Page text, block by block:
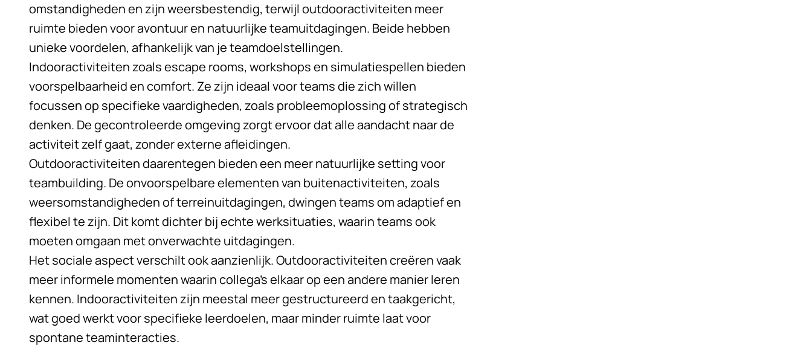
omstandigheden en zijn weersbestendig, terwijl outdooractiviteiten meer
ruimte bieden voor avontuur en natuurlijke teamuitdagingen. Beide hebben
unieke voordelen, afhankelijk van je teamdoelstellingen.
Indooractiviteiten zoals escape rooms, workshops en simulatiespellen bieden
voorspelbaarheid en comfort. Ze zijn ideaal voor teams die zich willen
focussen op specifieke vaardigheden, zoals probleemoplossing of strategisch
denken. De gecontroleerde omgeving zorgt ervoor dat alle aandacht naar de
activiteit zelf gaat, zonder externe afleidingen.
Outdooractiviteiten daarentegen bieden een meer natuurlijke setting voor
teambuilding. De onvoorspelbare elementen van buitenactiviteiten, zoals
weersomstandigheden of terreinuitdagingen, dwingen teams om adaptief en
flexibel te zijn. Dit komt dichter bij echte werksituaties, waarin teams ook
moeten omgaan met onverwachte uitdagingen.
Het sociale aspect verschilt ook aanzienlijk. Outdooractiviteiten creëren vaak
meer informele momenten waarin collega’s elkaar op een andere manier leren
kennen. Indooractiviteiten zijn meestal meer gestructureerd en taakgericht,
wat goed werkt voor specifieke leerdoelen, maar minder ruimte laat voor
spontane teaminteracties.